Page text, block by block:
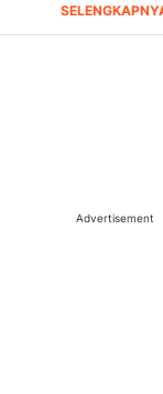
Advertisement